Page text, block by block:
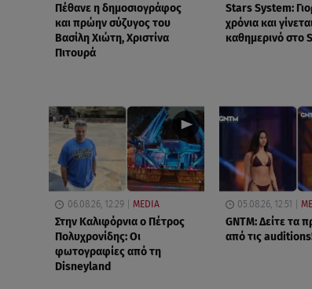
Πέθανε η δημοσιογράφος
και πρώην σύζυγος του
Βασίλη Χιώτη, Χριστίνα
Πιτουρά
Stars System:
χρόνια και
καθημερινό στο
06.08.26, 12:29 MEDIA
Στην Καλιφόρνια ο Πέτρος
Πολυχρονίδης: Οι
φωτογραφίες από τη
Disneyland
05.08.26, 12:51
GNTM: Δείτε τα
από τις